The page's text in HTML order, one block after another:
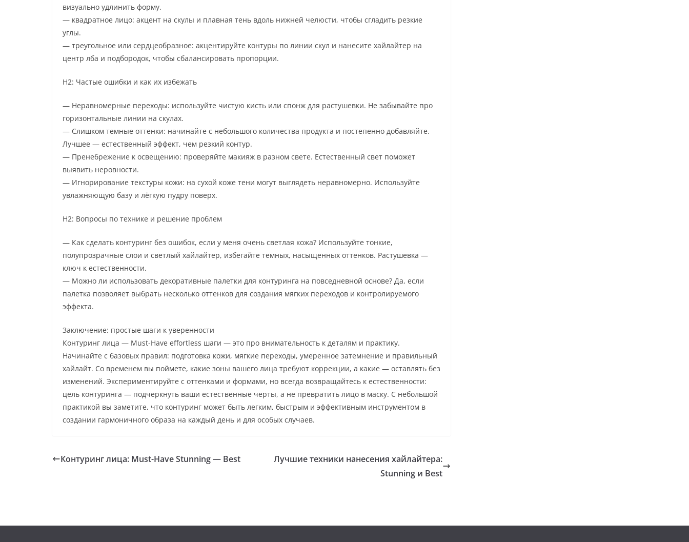
визуально удлинить форму.
— квадратное лицо: акцент на скулы и плавная тень вдоль нижней челюсти, чтобы сгладить резкие
углы.
— треугольное или сердцеобразное: акцентируйте контуры по линии скул и нанесите хайлайтер на
центр лба и подбородок, чтобы сбалансировать пропорции.
H2: Частые ошибки и как их избежать
— Неравномерные переходы: используйте чистую кисть или спонж для растушевки. Не забывайте про
горизонтальные линии на скулах.
— Слишком темные оттенки: начинайте с небольшого количества продукта и постепенно добавляйте.
Лучшее — естественный эффект, чем резкий контур.
— Пренебрежение к освещению: проверяйте макияж в разном свете. Естественный свет поможет
выявить неровности.
— Игнорирование текстуры кожи: на сухой коже тени могут выглядеть неравномерно. Используйте
увлажняющую базу и лёгкую пудру поверх.
H2: Вопросы по технике и решение проблем
— Как сделать контуринг без ошибок, если у меня очень светлая кожа? Используйте тонкие,
полупрозрачные слои и светлый хайлайтер, избегайте темных, насыщенных оттенков. Растушевка —
ключ к естественности.
— Можно ли использовать декоративные палетки для контуринга на повседневной основе? Да, если
палетка позволяет выбрать несколько оттенков для создания мягких переходов и контролируемого
эффекта.
Заключение: простые шаги к уверенности
Контуринг лица — Must-Have effortless шаги — это про внимательность к деталям и практику.
Начинайте с базовых правил: подготовка кожи, мягкие переходы, умеренное затемнение и правильный
хайлайт. Со временем вы поймете, какие зоны вашего лица требуют коррекции, а какие — оставлять без
изменений. Экспериментируйте с оттенками и формами, но всегда возвращайтесь к естественности:
цель контуринга — подчеркнуть ваши естественные черты, а не превратить лицо в маску. С небольшой
практикой вы заметите, что контуринг может быть легким, быстрым и эффективным инструментом в
создании гармоничного образа на каждый день и для особых случаев.
Контуринг лица: Must-Have Stunning — Best
Лучшие техники нанесения хайлайтера:
Stunning и Best